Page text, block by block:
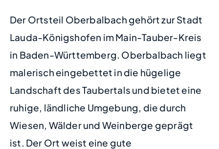
Der Ortsteil Oberbalbach gehört zur Stadt
Lauda-Königshofen im Main-Tauber-Kreis
in Baden-Württemberg. Oberbalbach liegt
malerisch eingebettet in die hügelige
Landschaft des Taubertals und bietet eine
ruhige, ländliche Umgebung, die durch
Wiesen, Wälder und Weinberge geprägt
ist. Der Ort weist eine gute